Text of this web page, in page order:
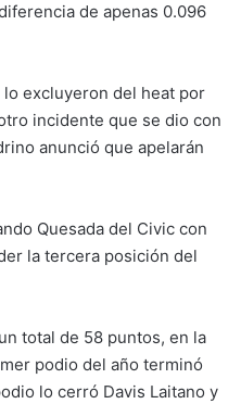
de apenas 0.096
excluyeron del heat por
incidente que se dio con
anunció que apelarán
Quesada del Civic con
la tercera posición del
total de 58 puntos, en la
podio del año terminó
lo cerró Davis Laitano y